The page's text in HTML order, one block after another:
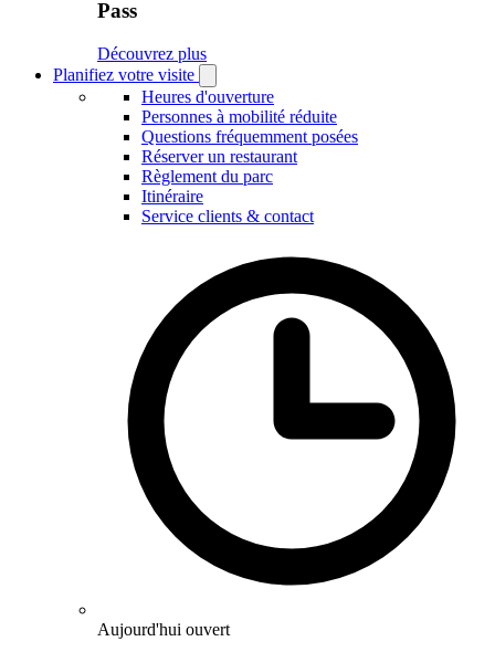
Pass
Découvrez plus
Planifiez votre visite
Planifiez
votre
visite
submenu
Heures d'ouverture
Personnes à mobilité réduite
Questions fréquemment posées
Réserver un restaurant
Règlement du parc
Itinéraire
Service clients & contact
Aujourd'hui ouvert